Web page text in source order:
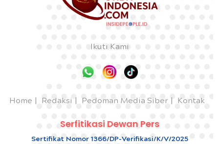
Ikuti Kami
Home Redaksi Pedoman Media Siber Kontak
Serfitikasi Dewan Pers
Sertifikat Nomor 1366/DP-Verifikasi/K/V/2025